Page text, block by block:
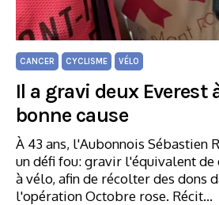
CANCER CYCLISME VÉLO
Il a gravi deux Everest
bonne cause
À 43 ans, l'Aubonnois Sébastien
un défi fou: gravir l'équivalent
à vélo, afin de récolter des dons
l'opération Octobre rose. Récit…